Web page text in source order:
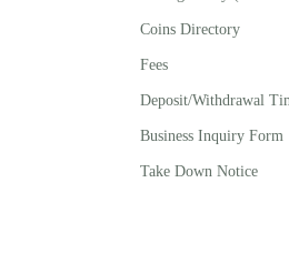
Coins Directory
Fees
Deposit/Withdrawal
Business Inquiry Form
Take Down Notice